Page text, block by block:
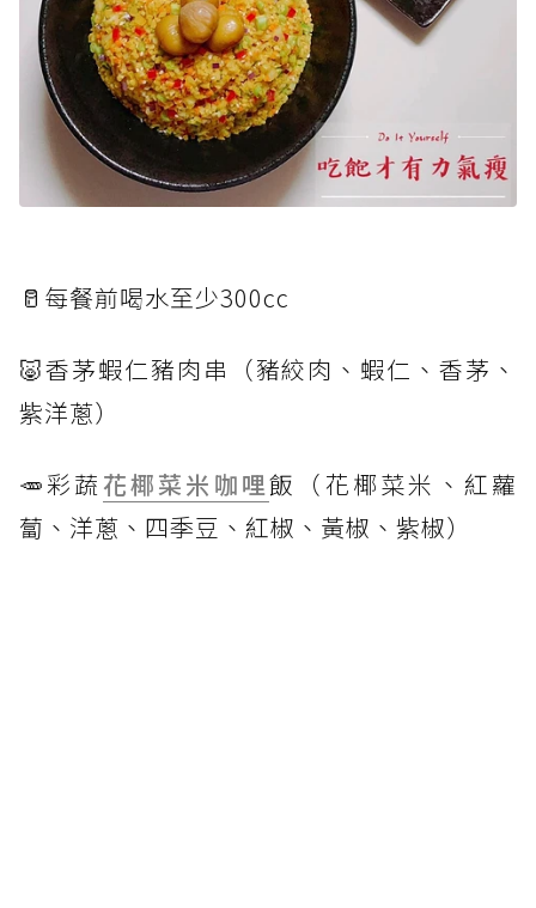
🥛每餐前喝水至少300cc
🐷香茅蝦仁豬肉串（豬絞肉、蝦仁、香茅、
紫洋蔥）
🥕彩蔬 花椰菜米 咖哩飯（花椰菜米、紅蘿
蔔、洋蔥、四季豆、紅椒、黃椒、紫椒）